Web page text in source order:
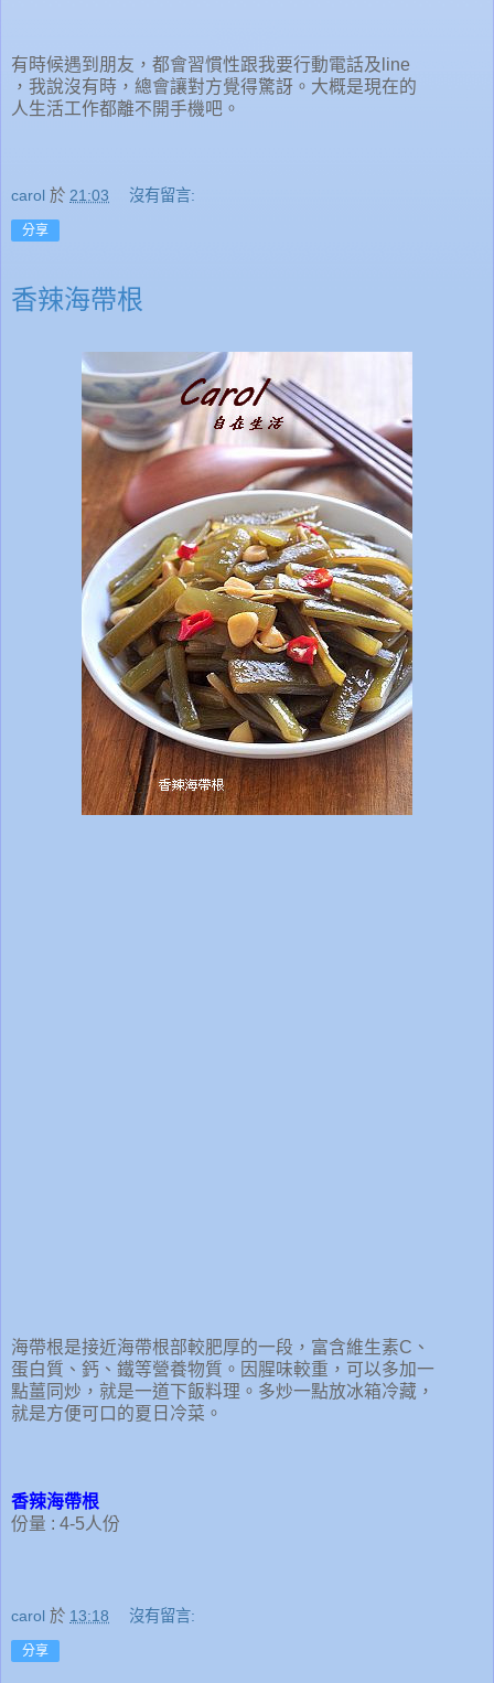
有時候遇到朋友，都會習慣性跟我要行動電話及line
，我說沒有時，總會讓對方覺得驚訝。大概是現在的
人生活工作都離不開手機吧。
carol 於 21:03 沒有留言:
分享
香辣海帶根
海帶根是接近海帶根部較肥厚的一段，富含維生素C、
蛋白質、鈣、鐵等營養物質。因腥味較重，可以多加一
點薑同炒，就是一道下飯料理。多炒一點放冰箱冷藏，
就是方便可口的夏日冷菜。
香辣海帶根
份量 : 4-5人份
carol 於 13:18 沒有留言:
分享